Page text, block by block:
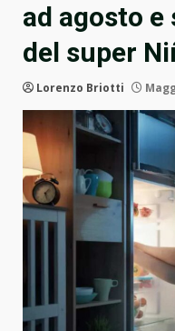
ad agosto
del super
Lorenzo Briotti